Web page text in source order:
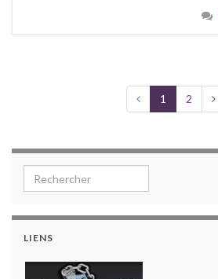
1 2
Search for:
LIENS